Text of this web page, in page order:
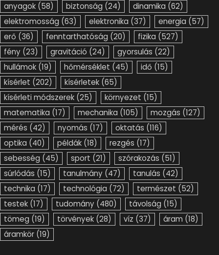
anyagok (58) biztonság (24) dinamika (62)
elektromosság (63) elektronika (37) energia (57)
erő (36) fenntarthatóság (20) fizika (527)
fény (23) gravitáció (24) gyorsulás (22)
hullámok (19) hőmérséklet (45) idő (15)
kísérlet (202) kísérletek (65)
kísérleti módszerek (25) környezet (15)
matematika (17) mechanika (105) mozgás (127)
mérés (42) nyomás (17) oktatás (116)
optika (40) példák (18) rezgés (17)
sebesség (45) sport (21) szórakozás (51)
súrlódás (15) tanulmány (47) tanulás (42)
technika (17) technológia (72) természet (52)
testek (17) tudomány (480) távolság (15)
tömeg (19) törvények (28) víz (37) áram (18)
áramkör (19)